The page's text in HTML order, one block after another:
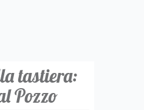
tastiera:
Pozzo